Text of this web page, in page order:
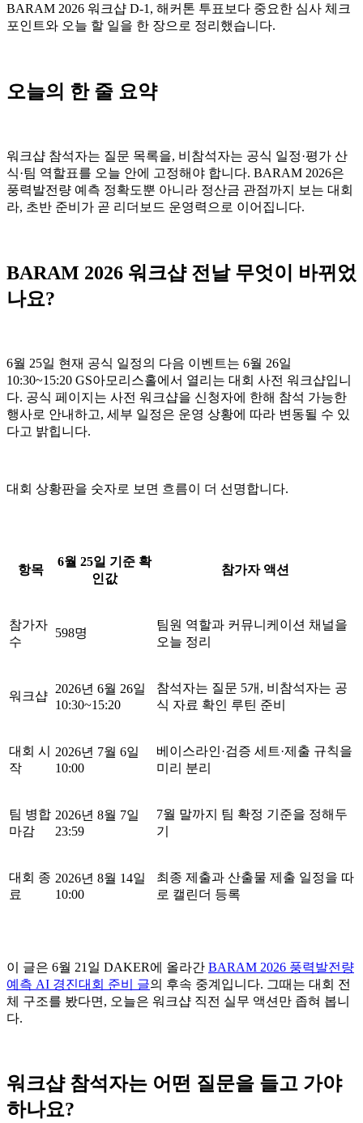
BARAM 2026 워크샵 D-1, 해커톤 투표보다 중요한 심사 체크
포인트와 오늘 할 일을 한 장으로 정리했습니다.
오늘의 한 줄 요약
워크샵 참석자는 질문 목록을, 비참석자는 공식 일정·평가 산
식·팀 역할표를 오늘 안에 고정해야 합니다. BARAM 2026은
풍력발전량 예측 정확도뿐 아니라 정산금 관점까지 보는 대회
라, 초반 준비가 곧 리더보드 운영력으로 이어집니다.
BARAM 2026 워크샵 전날 무엇이 바뀌었
나요?
6월 25일 현재 공식 일정의 다음 이벤트는 6월 26일
10:30~15:20 GS아모리스홀에서 열리는 대회 사전 워크샵입니
다. 공식 페이지는 사전 워크샵을 신청자에 한해 참석 가능한
행사로 안내하고, 세부 일정은 운영 상황에 따라 변동될 수 있
다고 밝힙니다.
대회 상황판을 숫자로 보면 흐름이 더 선명합니다.
항목
6월 25일 기준 확
인값
참가자 액션
참가자
수
598명
팀원 역할과 커뮤니케이션 채널을
오늘 정리
워크샵
2026년 6월 26일
10:30~15:20
참석자는 질문 5개, 비참석자는 공
식 자료 확인 루틴 준비
대회 시
작
2026년 7월 6일
10:00
베이스라인·검증 세트·제출 규칙을
미리 분리
팀 병합
마감
2026년 8월 7일
23:59
7월 말까지 팀 확정 기준을 정해두
기
대회 종
료
2026년 8월 14일
10:00
최종 제출과 산출물 제출 일정을 따
로 캘린더 등록
이 글은 6월 21일 DAKER에 올라간 BARAM 2026 풍력발전량
예측 AI 경진대회 준비 글의 후속 중계입니다. 그때는 대회 전
체 구조를 봤다면, 오늘은 워크샵 직전 실무 액션만 좁혀 봅니
다.
워크샵 참석자는 어떤 질문을 들고 가야
하나요?